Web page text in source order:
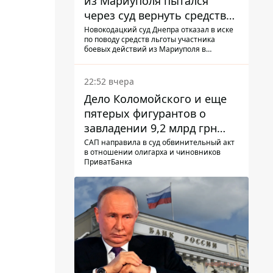
через суд вернуть средства
субсидии со счета в
Ощадбанке – каким было
Новокодацкий суд Днепра отказал в иске
по поводу средств льготы участника
боевых действий из Мариуполя в
22:52 вчера
Дело Коломойского и еще
пятерых фигурантов о
завладении 9,2 млрд грн
ПриватБанка направили в
суд
САП направила в суд обвинительный акт
в отношении олигарха и чиновников
ПриватБанка